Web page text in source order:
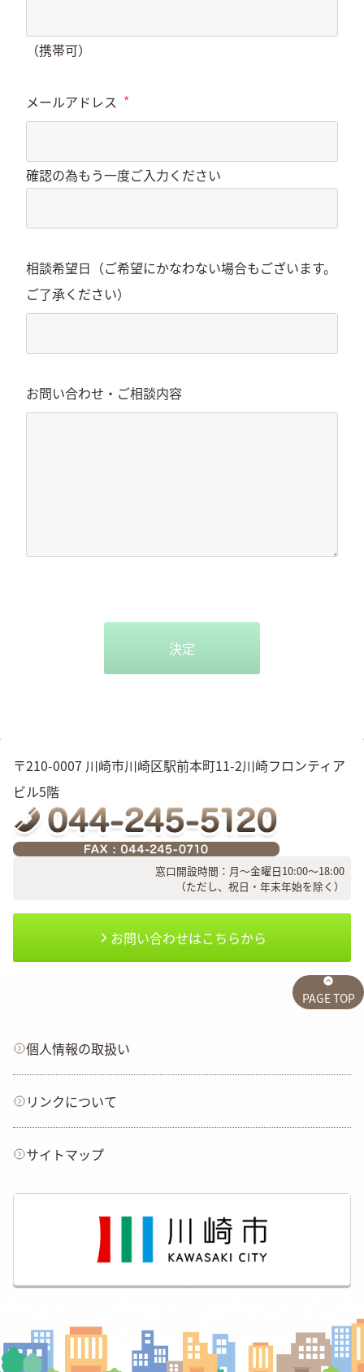
（携帯可）
メールアドレス *
確認の為もう一度ご入力ください
相談希望日（ご希望にかなわない場合もございます。
ご了承ください）
お問い合わせ・ご相談内容
決定
〒210-0007 川崎市川崎区駅前本町11-2川崎フロンティア
ビル5階
窓口開設時間：月～金曜日10:00～18:00
（ただし、祝日・年末年始を除く）
お問い合わせはこちらから
PAGE TOP
個人情報の取扱い
リンクについて
サイトマップ